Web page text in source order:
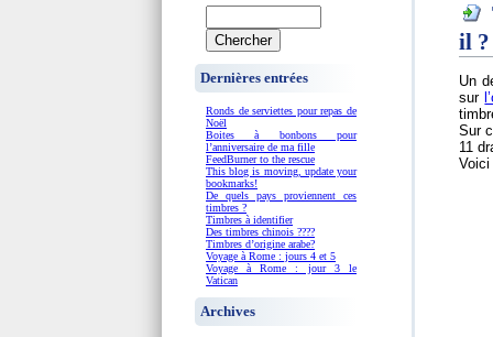
Dernières entrées
Ronds de serviettes pour repas de
Noël
Boites à bonbons pour
l’anniversaire de ma fille
FeedBurner to the rescue
This blog is moving, update your
bookmarks!
De quels pays proviennent ces
timbres ?
Timbres à identifier
Des timbres chinois ????
Timbres d’origine arabe?
Voyage à Rome : jours 4 et 5
Voyage à Rome : jour 3 le
Vatican
Archives
il
Un
sur
Sur
11